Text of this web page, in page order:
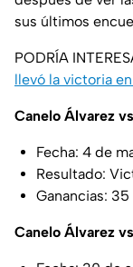
sus últimos
PODRÍA
llevó la victoria
Canelo Álvarez
Fecha: 4 de
Resultado:
Ganancias:
Canelo Álvarez